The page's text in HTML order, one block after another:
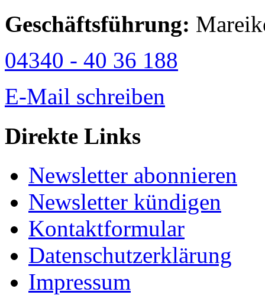
Geschäftsführung:
04340 - 40 36 188
E-Mail schreiben
Direkte Links
Newsletter abonnieren
Newsletter kündigen
Kontaktformular
Datenschutzerklärung
Impressum